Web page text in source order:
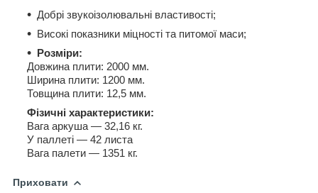
Добрі звукоізолювальні властивості;
Високі показники міцності та питомої маси;
Розміри:
Довжина плити: 2000 мм.
Ширина плити: 1200 мм.
Товщина плити: 12,5 мм.
Фізичні характеристики:
Вага аркуша — 32,16 кг.
У паллеті — 42 листа
Вага палети — 1351 кг.
Приховати